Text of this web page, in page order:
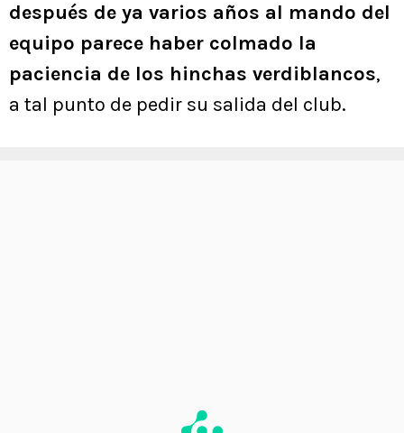
después de ya varios años al mando del
equipo parece haber colmado la
paciencia de los hinchas verdiblancos,
a tal punto de pedir su salida del club.